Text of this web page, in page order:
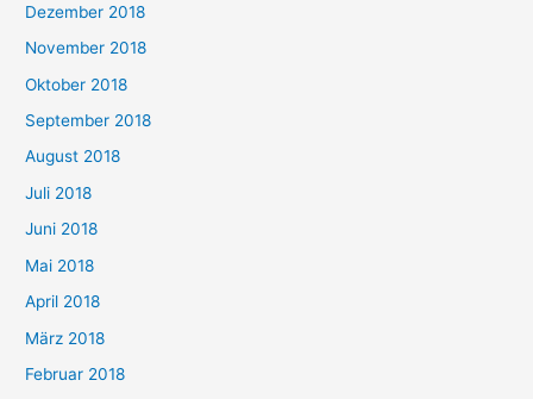
Dezember 2018
November 2018
Oktober 2018
September 2018
August 2018
Juli 2018
Juni 2018
Mai 2018
April 2018
März 2018
Februar 2018